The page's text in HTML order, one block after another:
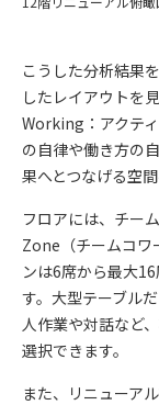
こうした分析結果
したレイアウトを
Working：アクテ
の自律や働き方の
果へとつなげる空
フロアには、チー
Zone（チームコワ
ンは6席から最大
す。大型テーブル
人作業や対話など
選択できます。
また、リニューア